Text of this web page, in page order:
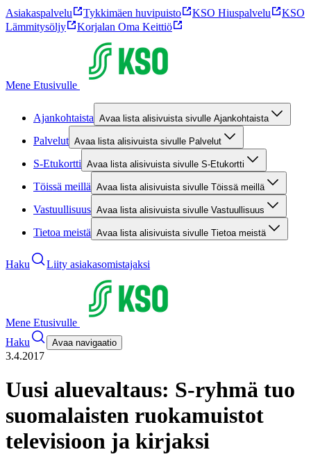
Asiakaspalvelu Tykkimäen huvipuisto KSO Hiuspalvelu
KSO
Lämmitysöljy
Korjalan Oma Keittiö
Mene Etusivulle
Ajankohtaista Avaa lista alisivuista sivulle Ajankohtaista
Palvelut Avaa lista alisivuista sivulle Palvelut
S-Etukortti Avaa lista alisivuista sivulle S-Etukortti
Töissä meillä Avaa lista alisivuista sivulle Töissä meillä
Vastuullisuus Avaa lista alisivuista sivulle Vastuullisuus
Tietoa meistä Avaa lista alisivuista sivulle Tietoa meistä
Haku Liity asiakasomistajaksi
Mene Etusivulle
Haku
Avaa navigaatio
3.4.2017
Uusi aluevaltaus: S-ryhmä tuo
suomalaisten ruokamuistot
televisioon ja kirjaksi